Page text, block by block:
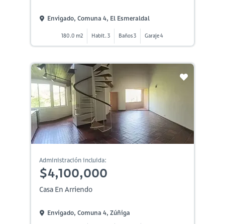
Envigado, Comuna 4, El Esmeraldal
180.0 m2 Habit. 3 Baños 3 Garaje 4
Administración incluida:
$4,100,000
Casa En Arriendo
Envigado, Comuna 4, Zúñiga